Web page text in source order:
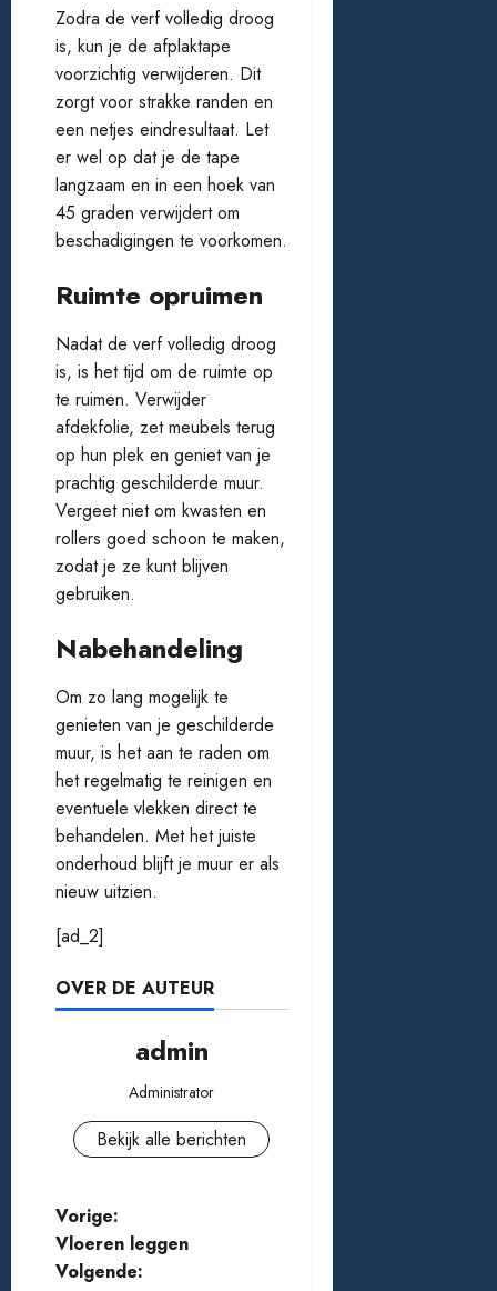
Zodra de verf volledig droog
is, kun je de afplaktape
voorzichtig verwijderen. Dit
zorgt voor strakke randen en
een netjes eindresultaat. Let
er wel op dat je de tape
langzaam en in een hoek van
45 graden verwijdert om
beschadigingen te voorkomen.
Ruimte opruimen
Nadat de verf volledig droog
is, is het tijd om de ruimte op
te ruimen. Verwijder
afdekfolie, zet meubels terug
op hun plek en geniet van je
prachtig geschilderde muur.
Vergeet niet om kwasten en
rollers goed schoon te maken,
zodat je ze kunt blijven
gebruiken.
Nabehandeling
Om zo lang mogelijk te
genieten van je geschilderde
muur, is het aan te raden om
het regelmatig te reinigen en
eventuele vlekken direct te
behandelen. Met het juiste
onderhoud blijft je muur er als
nieuw uitzien.
[ad_2]
OVER DE AUTEUR
admin
Administrator
Bekijk alle berichten
B
e
Vorige:
Vloeren leggen
Volgende: